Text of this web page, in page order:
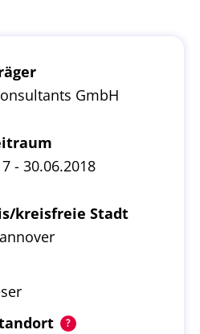
GmbH
- 30.06.2018
kreisfreie Stadt